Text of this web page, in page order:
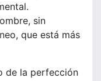
sin
que está más
de la perfección